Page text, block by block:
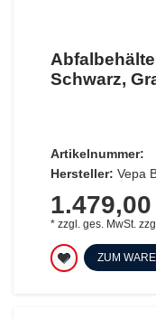
Schwarz,
Artikelnummer:
Hersteller: Vepa
* zzgl. ges. MwSt.
ZUM